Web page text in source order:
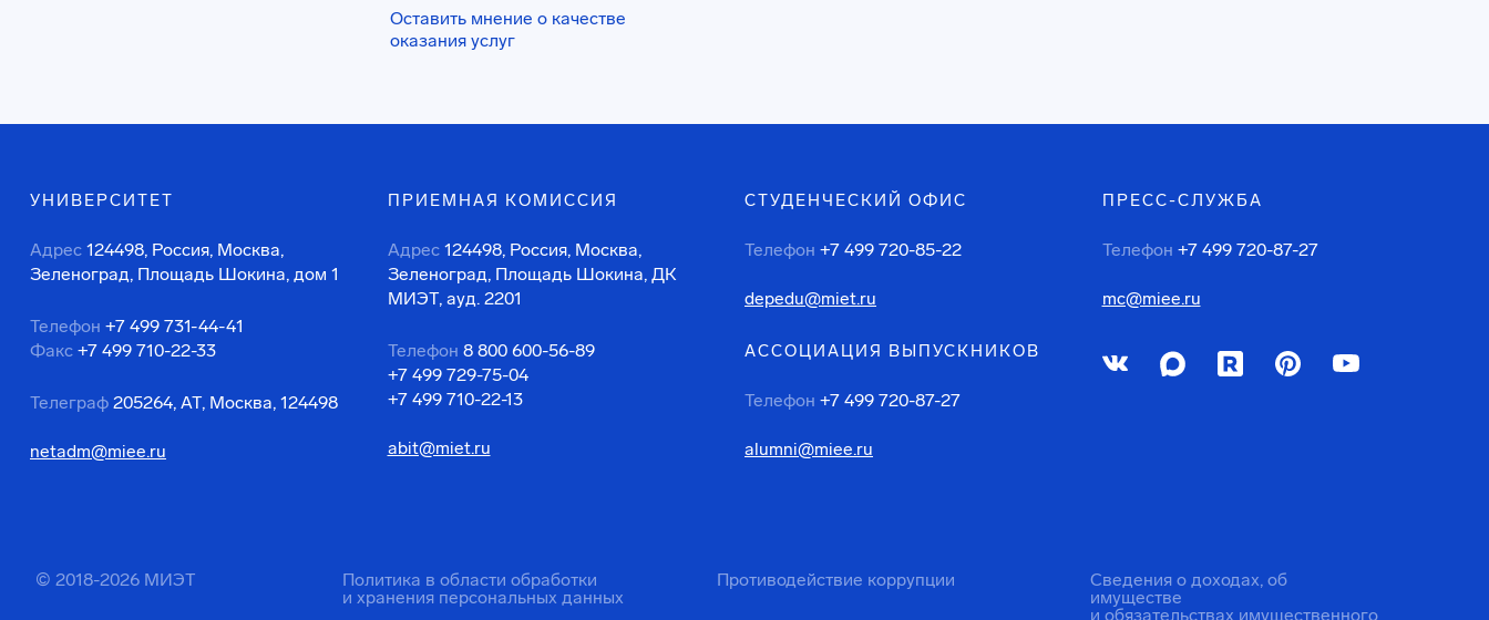
Оставить мнение о качестве
оказания услуг
УНИВЕРСИТЕТ
Адрес 124498, Россия, Москва,
Зеленоград, Площадь Шокина, дом 1
Телефон +7 499 731-44-41
Факс +7 499 710-22-33
Телеграф 205264, АТ, Москва, 124498
netadm@miee.ru
ПРИЕМНАЯ КОМИССИЯ
Адрес 124498, Россия, Москва,
Зеленоград, Площадь Шокина, ДК
МИЭТ, ауд. 2201
Телефон 8 800 600-56-89
+7 499 729-75-04
+7 499 710-22-13
abit@miet.ru
СТУДЕНЧЕСКИЙ ОФИС
Телефон +7 499 720-85-22
depedu@miet.ru
АССОЦИАЦИЯ ВЫПУСКНИКОВ
Телефон +7 499 720-87-27
alumni@miee.ru
ПРЕСС-СЛУЖБА
Телефон +7 499 720-87-27
mc@miee.ru
© 2018-2026 МИЭТ
Политика в области обработки
и хранения персональных данных
Противодействие коррупции
Сведения о доходах, об
имуществе
и обязательствах имущественного